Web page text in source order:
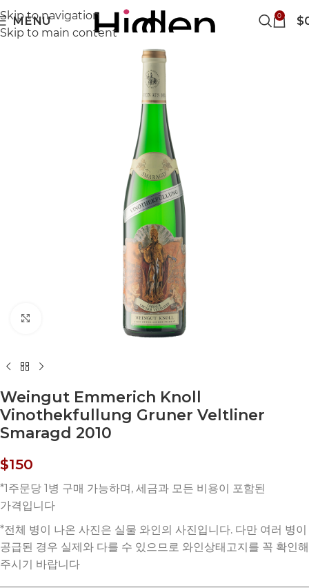
Skip to navigation
Skip to main content
MENU 0 $
Weingut Emmerich Knoll
Vinothekfullung Gruner Veltliner
Smaragd 2010
$150